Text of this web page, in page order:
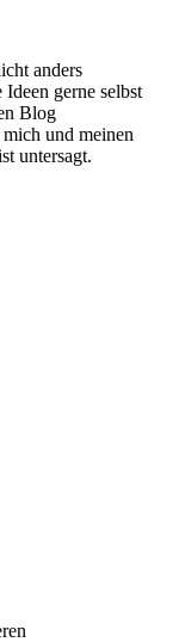
anders
gerne selbst
Blog
und meinen
untersagt.